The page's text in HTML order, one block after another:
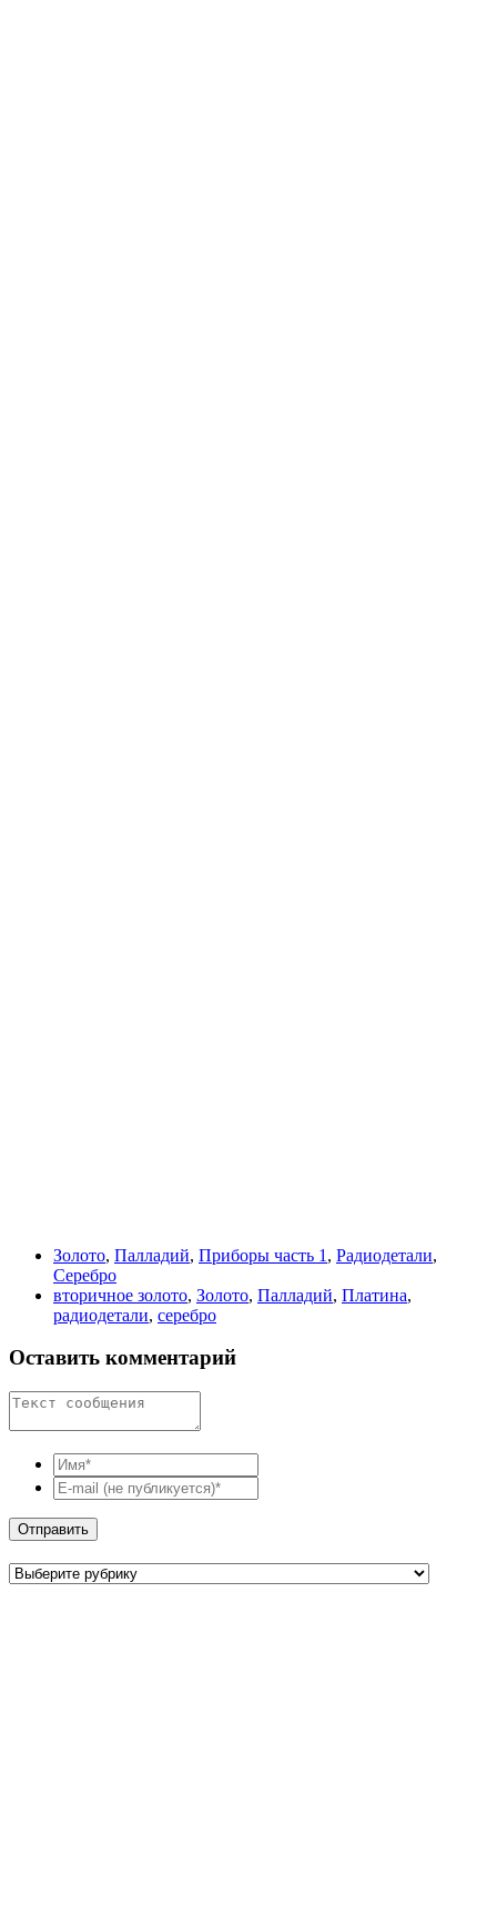
Золото, Палладий, Приборы часть 1 , Радиодетали,
Серебро
вторичное золото, Золото, Палладий, Платина,
радиодетали, серебро
Оставить комментарий